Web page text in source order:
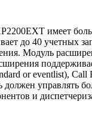
имеет
до 40 учетных
Модуль
or eventlist), Call
должен управлять
и